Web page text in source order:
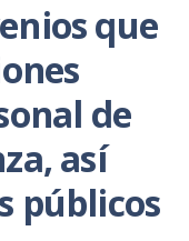
que
de
así
públicos